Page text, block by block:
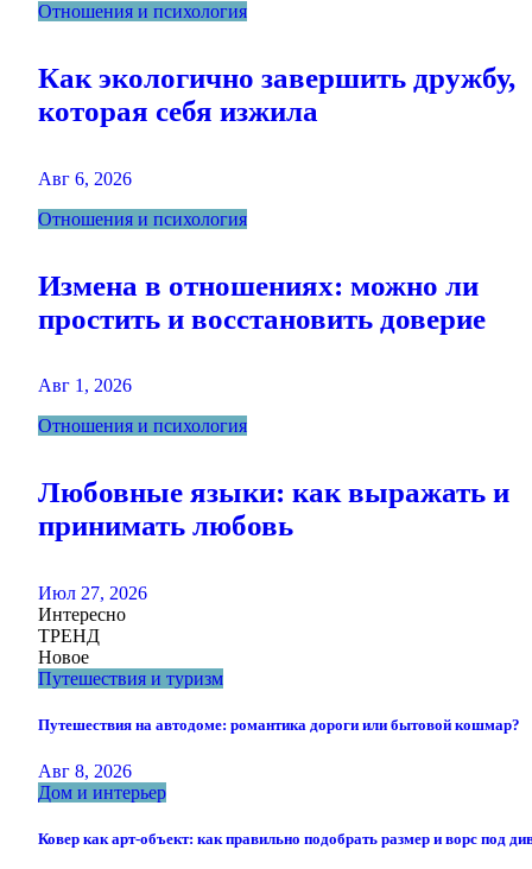
Отношения и психология
Как экологично завершить дружбу,
которая себя изжила
Авг 6, 2026
Отношения и психология
Измена в отношениях: можно ли
простить и восстановить доверие
Авг 1, 2026
Отношения и психология
Любовные языки: как выражать и
принимать любовь
Июл 27, 2026
Интересно
ТРЕНД
Новое
Путешествия и туризм
Путешествия на автодоме: романтика дороги или бытовой кошмар?
Авг 8, 2026
Дом и интерьер
Ковер как арт-объект: как правильно подобрать размер и ворс под